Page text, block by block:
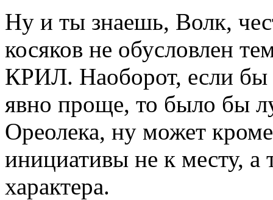
Ну и ты знаешь, Волк,
косяков не обусловлен
КРИЛ. Наоборот, если бы
явно проще, то было бы
Ореолека, ну может
инициативы не к месту, а
характера.